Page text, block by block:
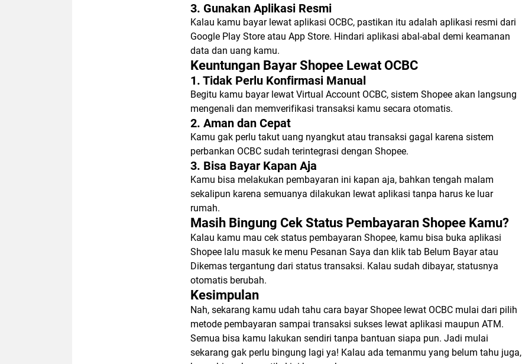
3. Gunakan Aplikasi Resmi
Kalau kamu bayar lewat aplikasi OCBC, pastikan itu adalah aplikasi resmi dari
Google Play Store atau App Store. Hindari aplikasi abal-abal demi keamanan
data dan uang kamu.
Keuntungan Bayar Shopee Lewat OCBC
1. Tidak Perlu Konfirmasi Manual
Begitu kamu bayar lewat Virtual Account OCBC, sistem Shopee akan langsung
mengenali dan memverifikasi transaksi kamu secara otomatis.
2. Aman dan Cepat
Kamu gak perlu takut uang nyangkut atau transaksi gagal karena sistem
perbankan OCBC sudah terintegrasi dengan Shopee.
3. Bisa Bayar Kapan Aja
Kamu bisa melakukan pembayaran ini kapan aja, bahkan tengah malam
sekalipun karena semuanya dilakukan lewat aplikasi tanpa harus ke luar
rumah.
Masih Bingung Cek Status Pembayaran Shopee Kamu?
Kalau kamu mau cek status pembayaran Shopee, kamu bisa buka aplikasi
Shopee lalu masuk ke menu Pesanan Saya dan klik tab Belum Bayaratau
Dikemas tergantung dari status transaksi. Kalau sudah dibayar, statusnya
otomatis berubah.
Kesimpulan
Nah, sekarang kamu udah tahu cara bayar Shopee lewat OCBC mulai dari pilih
metode pembayaran sampai transaksi sukses lewat aplikasi maupun ATM.
Semua bisa kamu lakukan sendiri tanpa bantuan siapa pun. Jadi mulai
sekarang gak perlu bingung lagi ya! Kalau ada temanmu yang belum tahu juga,